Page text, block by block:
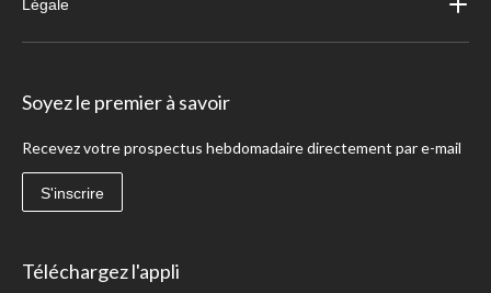
Légale
Soyez le premier à savoir
Recevez votre prospectus hebdomadaire directement par e-mail
S'inscrire
Téléchargez l'appli